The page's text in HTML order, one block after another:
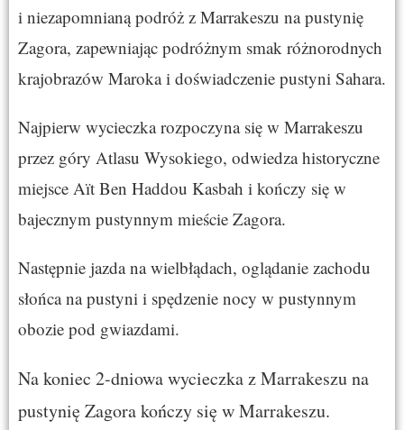
i niezapomnianą podróż z Marrakeszu na pustynię
Zagora, zapewniając podróżnym smak różnorodnych
krajobrazów Maroka i doświadczenie pustyni Sahara.
Najpierw wycieczka rozpoczyna się w Marrakeszu
przez góry Atlasu Wysokiego, odwiedza historyczne
miejsce Aït Ben Haddou Kasbah i kończy się w
bajecznym pustynnym mieście Zagora.
Następnie jazda na wielbłądach, oglądanie zachodu
słońca na pustyni i spędzenie nocy w pustynnym
obozie pod gwiazdami.
Na koniec 2-dniowa wycieczka z Marrakeszu na
pustynię Zagora kończy się w Marrakeszu.